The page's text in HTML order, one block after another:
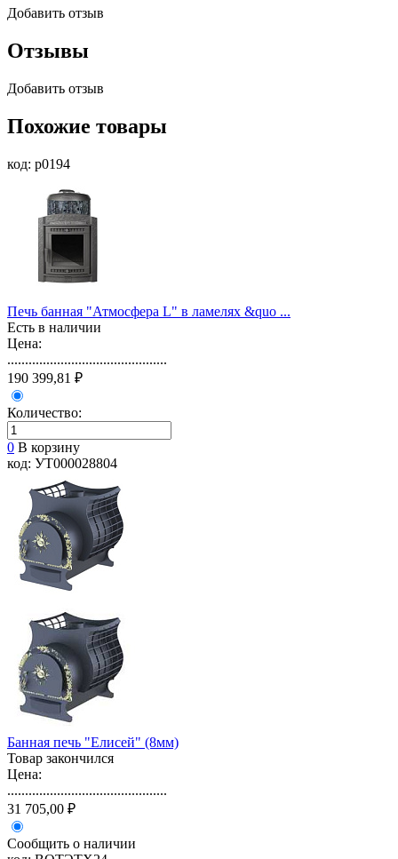
Добавить отзыв
Отзывы
Добавить отзыв
Похожие товары
код: p0194
Печь банная "Атмосфера L" в ламелях &quo ...
Есть в наличии
Цена:
.............................................
190 399,81 ₽
Количество:
0 В корзину
код: УТ000028804
Банная печь "Елисей" (8мм)
Товар закончился
Цена:
.............................................
31 705,00 ₽
Сообщить о наличии